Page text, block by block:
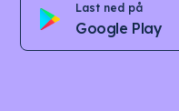
Last ned på
Google Play